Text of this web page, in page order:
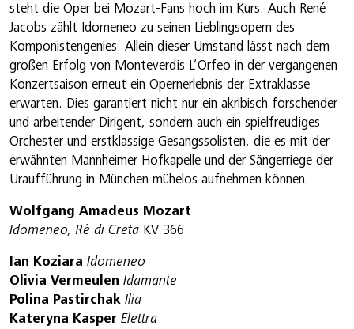
steht die Oper bei Mozart-Fans hoch im Kurs. Auch René
Jacobs zählt Idomeneo zu seinen Lieblingsopern des
Komponistengenies. Allein dieser Umstand lässt nach dem
großen Erfolg von Monteverdis L‘Orfeo in der vergangenen
Konzertsaison erneut ein Opernerlebnis der Extraklasse
erwarten. Dies garantiert nicht nur ein akribisch forschender
und arbeitender Dirigent, sondern auch ein spielfreudiges
Orchester und erstklassige Gesangssolisten, die es mit der
erwähnten Mannheimer Hofkapelle und der Sängerriege der
Uraufführung in München mühelos aufnehmen können.
Wolfgang Amadeus Mozart
Idomeneo, Rè di Creta KV 366
Ian Koziara Idomeneo
Olivia Vermeulen Idamante
Polina Pastirchak Ilia
Kateryna Kasper Elettra